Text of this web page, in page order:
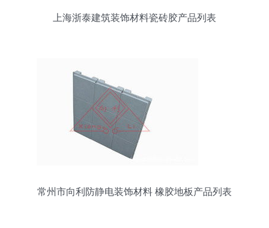
上海浙泰建筑装饰材料瓷砖胶产品列表
常州市向利防静电装饰材料 橡胶地板产品列表